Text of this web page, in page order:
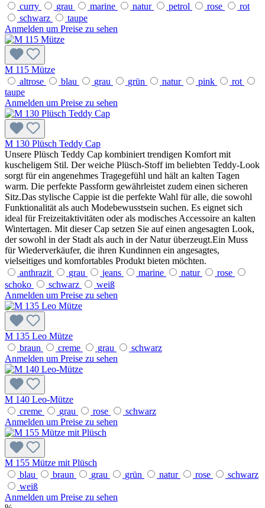
curry
grau marine natur petrol rose
rot
schwarz
taupe
Anmelden um Preise zu sehen
M 115 Mütze
altrose
blau grau grün natur pink
rot
taupe
Anmelden um Preise zu sehen
M 130 Plüsch Teddy Cap
Unsere Plüsch Teddy Cap kombiniert trendigen Komfort mit
kuscheligem Stil. Der weiche Plüsch-Stoff im beliebten Teddy-Look
sorgt für ein angenehmes Tragegefühl und hält an kalten Tagen
warm. Die perfekte Passform gewährleistet zudem einen sicheren
Sitz.Das stylische Cappie ist die perfekte Wahl für alle, die sowohl
Funktionalität als auch Modebewusstsein suchen. Es eignet sich
ideal für Freizeitaktivitäten oder als modisches Accessoire an kalten
Wintertagen. Mit dieser Cap setzen Sie auf einen angesagten Look,
der sowohl in der Stadt als auch in der Natur überzeugt.Ein Muss
für Wiederverkäufer, die ihren Kundinnen ein angesagtes,
vielseitiges und komfortables Produkt bieten möchten.
anthrazit
grau jeans marine natur
rose
schoko
schwarz
weiß
Anmelden um Preise zu sehen
M 135 Leo Mütze
braun
creme grau
schwarz
Anmelden um Preise zu sehen
M 140 Leo-Mütze
creme
grau rose
schwarz
Anmelden um Preise zu sehen
M 155 Mütze mit Plüsch
blau
braun grau grün natur rose
schwarz
weiß
Anmelden um Preise zu sehen